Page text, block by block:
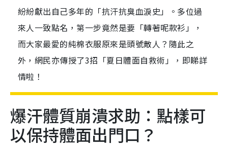
紛紛獻出自己多年的「抗汗抗臭血淚史」。多位過
來人一致點名，第一步竟然是要「轉著呢款衫」，
而大家最愛的純棉衣服原來是頭號敵人？隨此之
外，網民亦傳授了3招「夏日體面自救術」，即睇詳
情啦！
爆汗體質崩潰求助：點樣可
以保持體面出門口？